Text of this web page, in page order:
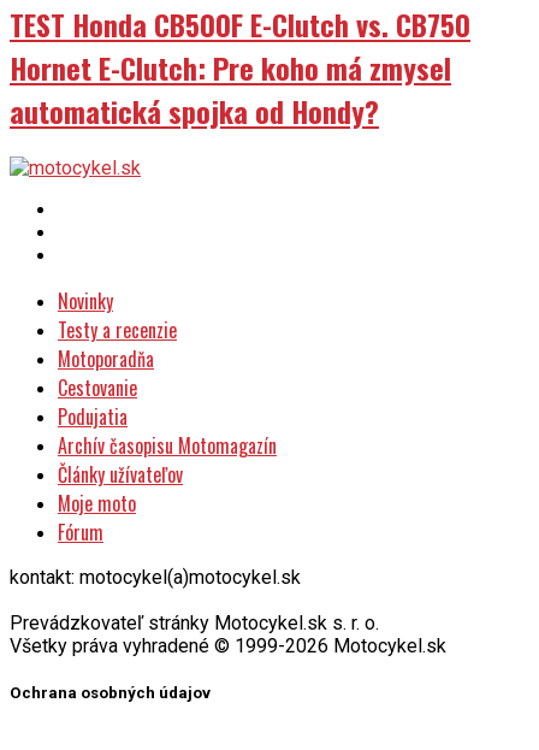
TEST Honda CB500F E-Clutch vs. CB750
Hornet E-Clutch: Pre koho má zmysel
automatická spojka od Hondy?
Novinky
Testy a recenzie
Motoporadňa
Cestovanie
Podujatia
Archív časopisu Motomagazín
Články užívateľov
Moje moto
Fórum
kontakt: motocykel(a)motocykel.sk
Prevádzkovateľ stránky Motocykel.sk s. r. o.
Všetky práva vyhradené © 1999-2026 Motocykel.sk
Ochrana osobných údajov